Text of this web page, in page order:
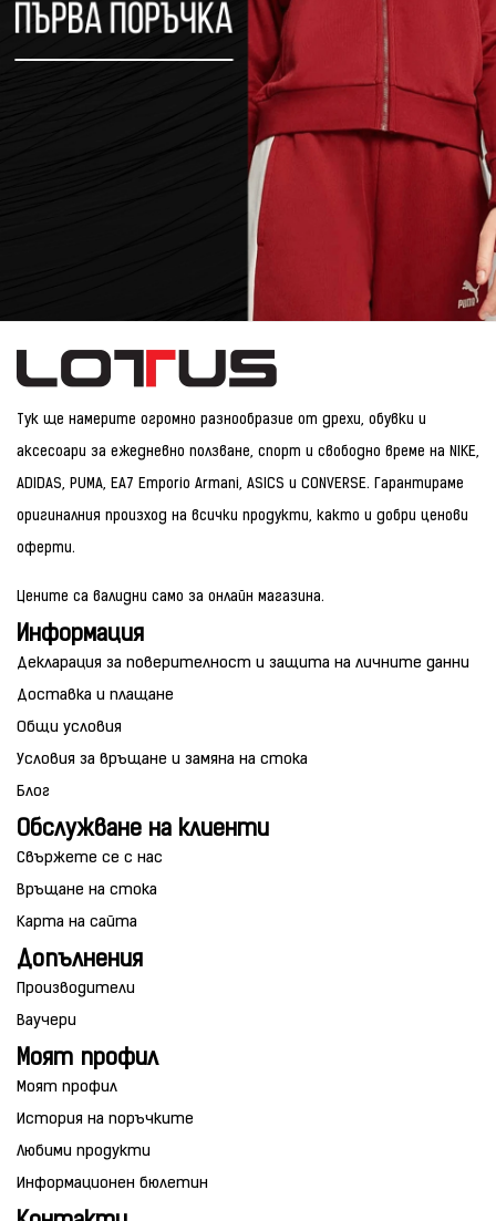
Тук ще намерите огромно разнообразие от дрехи, обувки и
аксесоари за ежедневно ползване, спорт и свободно време на NIKE,
ADIDAS, PUMA, EA7 Emporio Armani, ASICS и CONVERSE. Гарантираме
оригиналния произход на всички продукти, както и добри ценови
оферти.
Цените са валидни само за онлайн магазина.
Информация
Декларация за поверителност и защита на личните данни
Доставка и плащане
Общи условия
Условия за връщане и замяна на стока
Блог
Обслужване на клиенти
Свържете се с нас
Връщане на стока
Карта на сайта
Допълнения
Производители
Ваучери
Моят профил
Моят профил
История на поръчките
Любими продукти
Информационен бюлетин